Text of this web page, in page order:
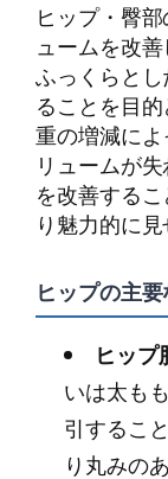
ヒップ・臀
ュームを改
ふっくらと
ることを目
重の増減に
リュームが
を改善する
り魅力的に見
ヒップの主
ヒップ
いは太も
引するこ
り丸みの